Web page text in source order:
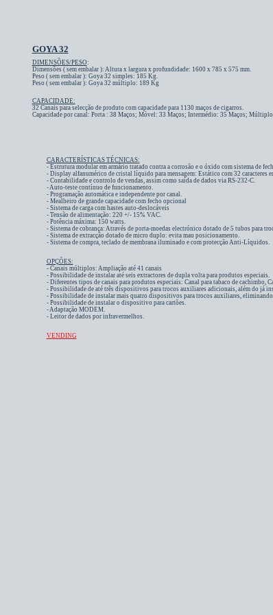
GOYA 32
DIMENSÕES/PESO:
Dimensões ( sem embalar ): Altura x largura x profundidade: 1600 x 785 x 575 mm.
Peso ( sem embalar ): Goya 32 simples: 185 Kg.
Peso ( sem embalar ): Goya 32 múltiplo: 189 Kg
CAPACIDADE:
32 Canais para selecção de produto com capacidade para 1130 maços de cigarros.
Capacidade por canal: Porta : 38 Maços; Móvel: 33 Maços; Intermédio: 35 Maços;
CARACTERÍSTICAS TÉCNICAS:
- Estrutura modular em armário tratado contra a corrosão e o óxido com sistema de
- Display alfanumérico de cristal líquido para mensagem: Estático com 32 caracteres
- Contabilidade e controlo de vendas, assim como saída de dados via RS-232-C.
- Auto-teste contínuo de funcionamento.
- Programação automática e independente por canal.
- Mealheiro de grande capacidade com fecho opcional
- Sistema de carga com hastes auto-deslocáveis
- Tensão de alimentação: 220 +/- 15% VAC.
- Potência máxima: 150 watts.
- Sistema de cobrança: Através de porta-moedas electrónico dotado de 5 tubos para
- Sistema de extracção dotado de micro duplo: evita mau posicionamento.
- Sistema de compra, teclado de membrana iluminado e com protecção Anti-Líquidos.
OPÇÕES:
- Canais múltiplos: Ampliação até 41 canais
- Possibilidade de instalar até seis extractores de dupla volta para produtos especiais.
- Diferentes tipos de canais para produtos especiais: Canal para tabaco de cachimbo,
- Possibilidade de até três dispositivos para trocos auxiliares adicionais, além do já
- Possibilidade de instalar mais quatro dispositivos para trocos auxiliares,
- Possibilidade de instalar o dispositivo para cartões.
- Adaptação MODEM.
- Leitor de dados por infravermelhos.
VENDING